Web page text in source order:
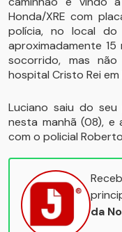
Honda/XRE com
polícia, no local do
aproximadamente
socorrido, mas
hospital Cristo Rei
Luciano saiu do seu
nesta manhã (08), e
com o policial
da